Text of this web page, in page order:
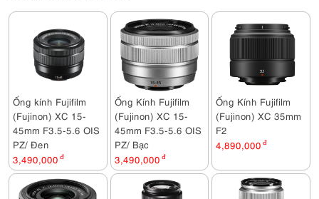
Ống kính Fujifilm
(Fujinon) XC 15-
45mm F3.5-5.6 OIS
PZ/ Đen
3,490,000 đ
Ống Kính Fujifilm
(Fujinon) XC 15-
45mm F3.5-5.6 OIS
PZ/ Bạc
3,490,000 đ
Ống Kính Fujifilm
(Fujinon) XC 35mm
F2
4,890,000 đ